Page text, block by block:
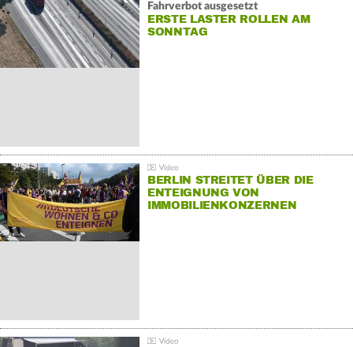
Fahrverbot ausgesetzt
ERSTE LASTER ROLLEN AM
SONNTAG
BERLIN STREITET ÜBER DIE
ENTEIGNUNG VON
IMMOBILIENKONZERNEN